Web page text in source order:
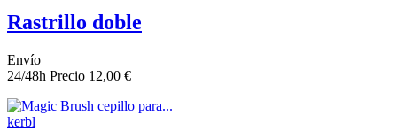
Rastrillo doble
Envío
24/48h Precio 12,00 €
kerbl